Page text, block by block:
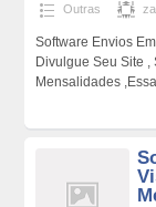
Outras
Software Envios
Divulgue Seu Site
Mensalidades